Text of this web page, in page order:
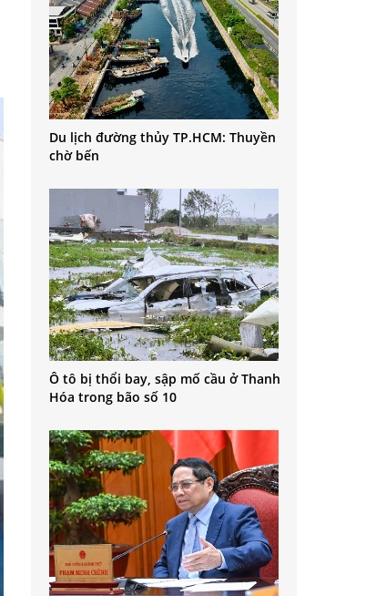
Du lịch đường thủy TP.HCM: Thuyền
chờ bến
Ô tô bị thổi bay, sập mố cầu ở Thanh
Hóa trong bão số 10